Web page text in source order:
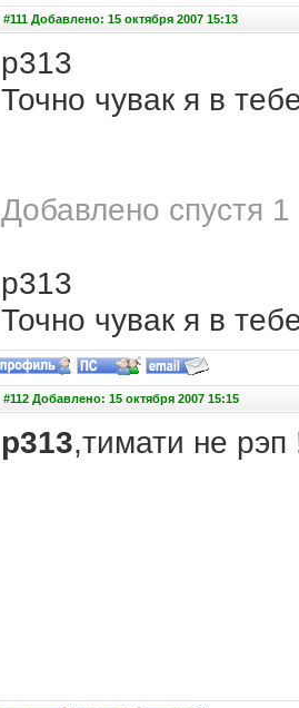
#111 Добавлено: 15 октября 2007 15:13
p313
Точно чувак я в
Добавлено спустя
p313
Точно чувак я в
#112 Добавлено: 15 октября 2007 15:15
p313,тимати не